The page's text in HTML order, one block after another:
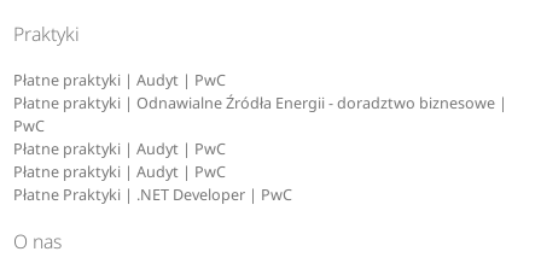
Praktyki
Płatne praktyki | Audyt | PwC
Płatne praktyki | Odnawialne Źródła Energii - doradztwo biznesowe |
PwC
Płatne praktyki | Audyt | PwC
Płatne praktyki | Audyt | PwC
Płatne Praktyki | .NET Developer | PwC
O nas